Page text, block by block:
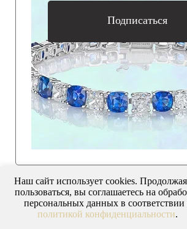
Подписаться
Наш сайт использует cookies.
пользоваться, вы соглашаетесь на
персональных данных в соответствии
политикой конфиденциальности.